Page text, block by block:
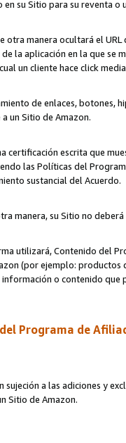
su Sitio para su reventa o
manera ocultará el
la aplicación en la que
un cliente hace click
de enlaces, botones,
un Sitio de Amazon.
certificación escrita que
las Políticas del
sustancial del Acuerdo.
manera, su Sitio no
utilizará, Contenido del
(por ejemplo:
o contenido
Programa de
a las adiciones y
Sitio de Amazon.